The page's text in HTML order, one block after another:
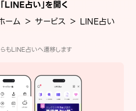
LINE占い」を開く
ーム ＞ サービス ＞ LINE占い
もLINE占いへ遷移します